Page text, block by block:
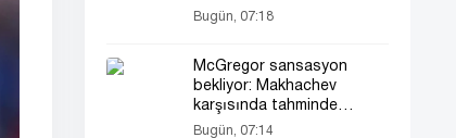
Bugün, 07:18
McGregor sansasyon
bekliyor: Makhachev
karşısında tahminde
bulundu
Bugün, 07:14